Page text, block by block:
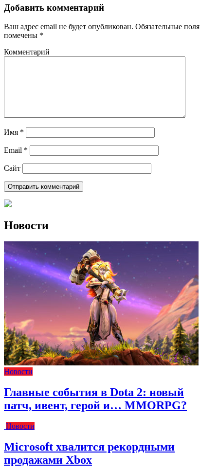
Добавить комментарий
Ваш адрес email не будет опубликован. Обязательные поля
помечены *
Комментарий
Имя *
Email *
Сайт
Новости
Новости
Главные события в Dota 2: новый
патч, ивент, герой и… MMORPG?
Новости
Microsoft хвалится рекордными
продажами Xbox